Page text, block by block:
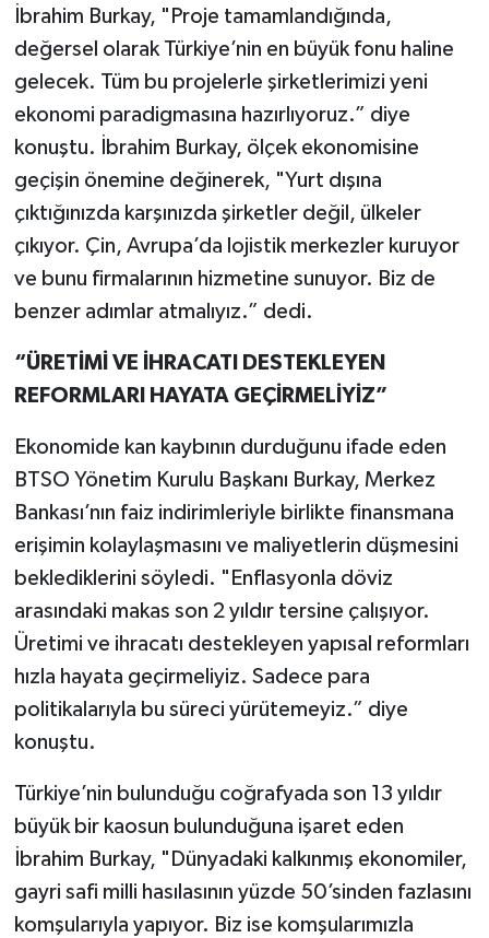
İbrahim Burkay, "Proje tamamlandığında,
değersel olarak Türkiye’nin en büyük fonu haline
gelecek. Tüm bu projelerle şirketlerimizi yeni
ekonomi paradigmasına hazırlıyoruz.” diye
konuştu. İbrahim Burkay, ölçek ekonomisine
geçişin önemine değinerek, "Yurt dışına
çıktığınızda karşınızda şirketler değil, ülkeler
çıkıyor. Çin, Avrupa’da lojistik merkezler kuruyor
ve bunu firmalarının hizmetine sunuyor. Biz de
benzer adımlar atmalıyız.” dedi.
“ÜRETİMİ VE İHRACATI DESTEKLEYEN
REFORMLARI HAYATA GEÇİRMELİYİZ”
Ekonomide kan kaybının durduğunu ifade eden
BTSO Yönetim Kurulu Başkanı Burkay, Merkez
Bankası’nın faiz indirimleriyle birlikte finansmana
erişimin kolaylaşmasını ve maliyetlerin düşmesini
beklediklerini söyledi. "Enflasyonla döviz
arasındaki makas son 2 yıldır tersine çalışıyor.
Üretimi ve ihracatı destekleyen yapısal reformları
hızla hayata geçirmeliyiz. Sadece para
politikalarıyla bu süreci yürütemeyiz.” diye
konuştu.
Türkiye’nin bulunduğu coğrafyada son 13 yıldır
büyük bir kaosun bulunduğuna işaret eden
İbrahim Burkay, "Dünyadaki kalkınmış ekonomiler,
gayri safi milli hasılasının yüzde 50’sinden fazlasını
komşularıyla yapıyor. Biz ise komşularımızla